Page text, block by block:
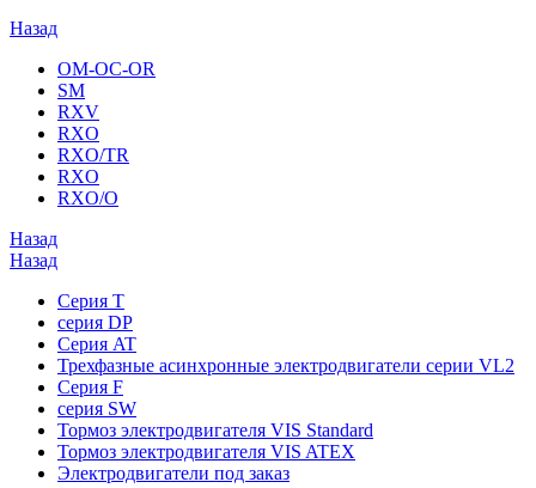
Назад
OM-OC-OR
SM
RXV
RXO
RXO/TR
RXO
RXO/O
Назад
Назад
Серия T
серия DP
Серия AT
Трехфазные асинхронные электродвигатели серии VL2
Серия F
серия SW
Тормоз электродвигателя VIS Standard
Тормоз электродвигателя VIS ATEX
Электродвигатели под заказ